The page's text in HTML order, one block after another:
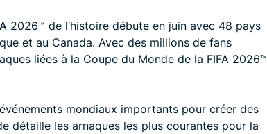
2026™️ de l’histoire débute en juin avec 48 pays
et au Canada. Avec des millions de fans
liées à la Coupe du Monde de la FIFA 2026™️
mondiaux importants pour créer des
détaille les arnaques les plus courantes pour la